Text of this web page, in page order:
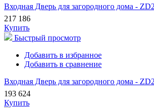
Входная Дверь для загородного дома -
217 186
Купить
Быстрый просмотр
Добавить в избранное
Добавить в сравнение
Входная Дверь для загородного дома -
193 624
Купить